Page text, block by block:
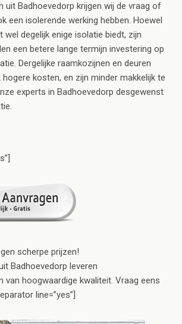
uit Badhoevedorp krijgen wij de vraag of
een isolerende werking hebben. Hoewel
wel degelijk enige isolatie biedt, zijn
een betere lange termijn investering op
Dergelijke raamkozijnen en deuren
kosten, en zijn minder makkelijk te
experts in Badhoevedorp desgewenst
scherpe prijzen!
Badhoevedorp leveren
van hoogwaardige kwaliteit. Vraag eens
line=”yes”]